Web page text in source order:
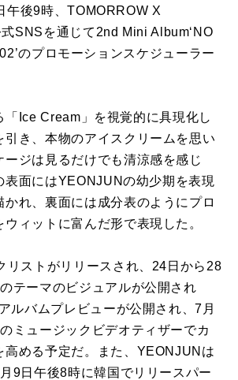
午後9時、TOMORROW X
SNSを通じて2nd Mini Album‘NO
のプロモーションスケジューラー
「Ice Cream」を視覚的に具現化し
引き、本物のアイスクリームを思い
ージは見るだけでも清涼感を感じ
表面にはYEONJUNの幼少期を表現
かれ、裏面には成分表のようにプロ
ウィットに富んだ形で表現した。
リストがリリースされ、 24日から28
テーマのビジュアルが公開され
ルバムプレビューが公開され、7月
ミュージックビデオティザーでカ
高める予定だ。また、 YEONJUNは
9日午後8時に韓国でリリー スパー